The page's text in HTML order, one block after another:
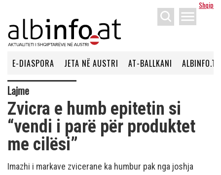
Shqip
menu
E-DIASPORA JETA NË AUSTRI AT-BALLKANI ALBINFO.TV
Lajme
Zvicra e humb epitetin si
“vendi i parë për produktet
me cilësi”
Imazhi i markave zvicerane ka humbur pak nga joshja